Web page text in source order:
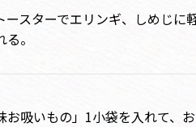
ースターでエリンギ、しめじに
。
お吸いもの」1小袋を入れて、